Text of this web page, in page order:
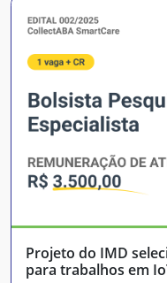
Projeto do IMD
para trabalhos em